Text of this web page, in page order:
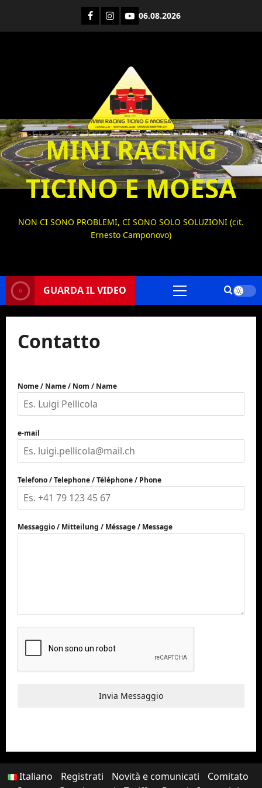
contenuto
Facebook
Instagram
YouTube
06.08.2026
MINI RACING
TICINO E MOESA
NON CI SONO PROBLEMI, CI SONO SOLO SOLUZIONI (cit.
Ernesto Camponovo)
GUARDA IL VIDEO
Menu
Contatto
Nome / Name / Nom / Name
e-mail
Telefono / Telephone / Téléphone / Phone
Messaggio / Mitteilung / Méssage / Message
Invia Messaggio
Italiano Registrati Novità e comunicati
Comitato